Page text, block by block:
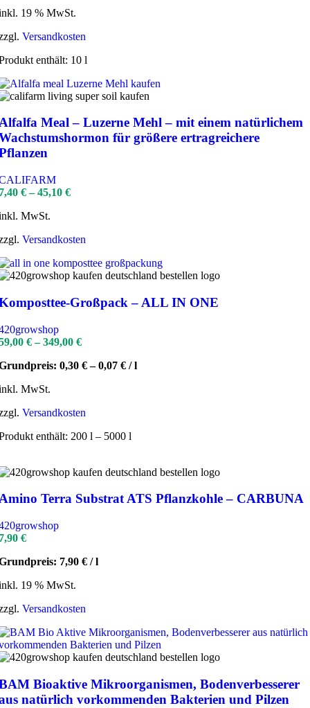
19 % MwSt.
Versandkosten
enthält: 10 l
Meal – Luzerne Mehl – mit einem natürlichem
für größere ertragreichere
€–45,10 €
MwSt.
Versandkosten
Großpack – ALL IN ONE
€–349,00 €
0,30 €–0,07 € /l
MwSt.
Versandkosten
enthält: 200 l – 5000 l
Terra Substrat ATS Pflanzkohle – CARBUNA
€
7,90 € /l
19 % MwSt.
Versandkosten
Bioaktive Mikroorganismen, Bodenverbesserer
natürlich vorkommenden Bakterien und Pilzen